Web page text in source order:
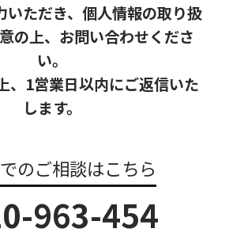
いただき、個人情報の取り扱
の上、お問い合わせくださ
い。
、1営業日以内にご返信いた
します。
のご相談はこちら
963-454